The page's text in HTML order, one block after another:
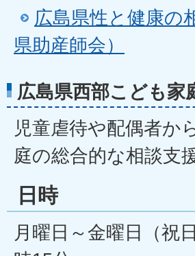
広島県性と健康
県助産師会）
広島県西部こども家
児童虐待や配偶者か
庭の総合的な相談支
日時
月曜日～金曜日（祝